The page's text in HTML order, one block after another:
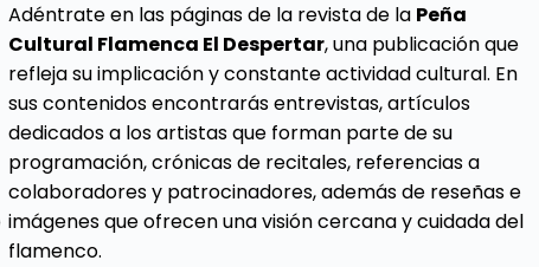
Adéntrate en las páginas de la revista de la Peña
Cultural Flamenca El Despertar, una publicación que
refleja su implicación y constante actividad cultural. En
sus contenidos encontrarás entrevistas, artículos
dedicados a los artistas que forman parte de su
programación, crónicas de recitales, referencias a
colaboradores y patrocinadores, además de reseñas e
imágenes que ofrecen una visión cercana y cuidada del
flamenco.